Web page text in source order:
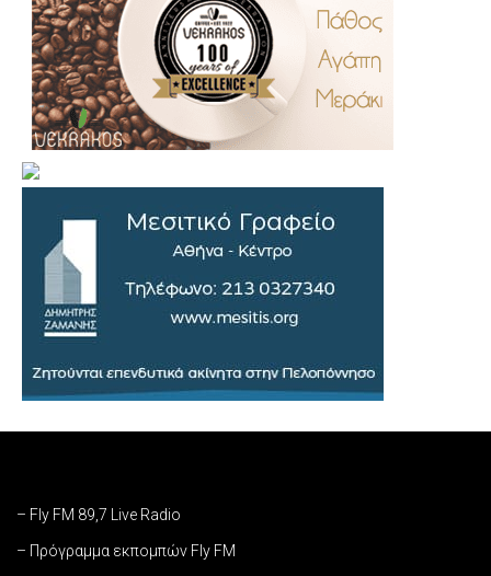
– Fly FM 89,7 Live Radio
– Πρόγραμμα εκπομπών Fly FM